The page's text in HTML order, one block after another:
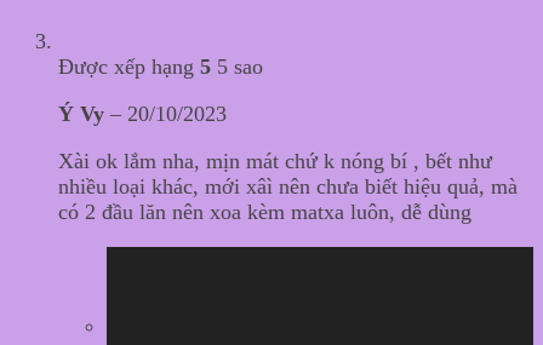
Được xếp hạng 5 5 sao
Ý Vy – 20/10/2023
Xài ok lắm nha, mịn mát chứ k nóng bí , bết như
nhiều loại khác, mới xâì nên chưa biết hiệu quả, mà
có 2 đầu lăn nên xoa kèm matxa luôn, dễ dùng